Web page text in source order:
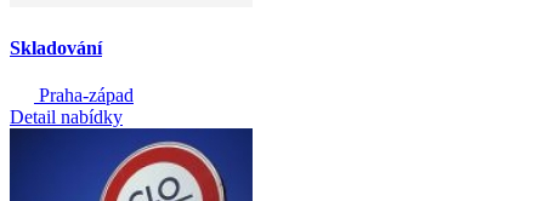
Skladování
Praha-západ
Detail nabídky